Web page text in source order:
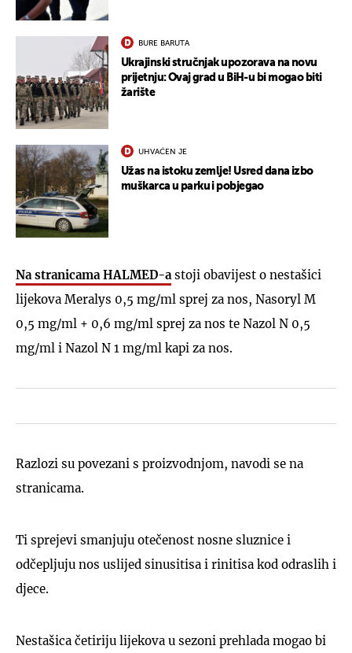
BURE BARUTA
Ukrajinski stručnjak upozorava na novu
prijetnju: Ovaj grad u BiH-u bi mogao biti
žarište
UHVAĆEN JE
Užas na istoku zemlje! Usred dana izbo
muškarca u parku i pobjegao
Na stranicama HALMED-a stoji obavijest o nestašici
lijekova Meralys 0,5 mg/ml sprej za nos, Nasoryl M
0,5 mg/ml + 0,6 mg/ml sprej za nos te Nazol N 0,5
mg/ml i Nazol N 1 mg/ml kapi za nos.
Razlozi su povezani s proizvodnjom, navodi se na
stranicama.
Ti sprejevi smanjuju otečenost nosne sluznice i
odčepljuju nos uslijed sinusitisa i rinitisa kod odraslih i
djece.
Nestašica četiriju lijekova u sezoni prehlada mogao bi